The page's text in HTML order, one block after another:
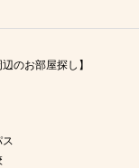
のお部屋探し】